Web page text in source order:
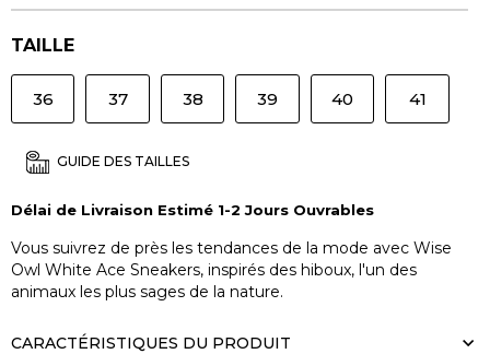
TAILLE
36 37 38 39 40 41
GUIDE DES TAILLES
Délai de Livraison Estimé 1-2 Jours Ouvrables
Vous suivrez de près les tendances de la mode avec Wise
Owl White Ace Sneakers, inspirés des hiboux, l'un des
animaux les plus sages de la nature.
CARACTÉRISTIQUES DU PRODUIT